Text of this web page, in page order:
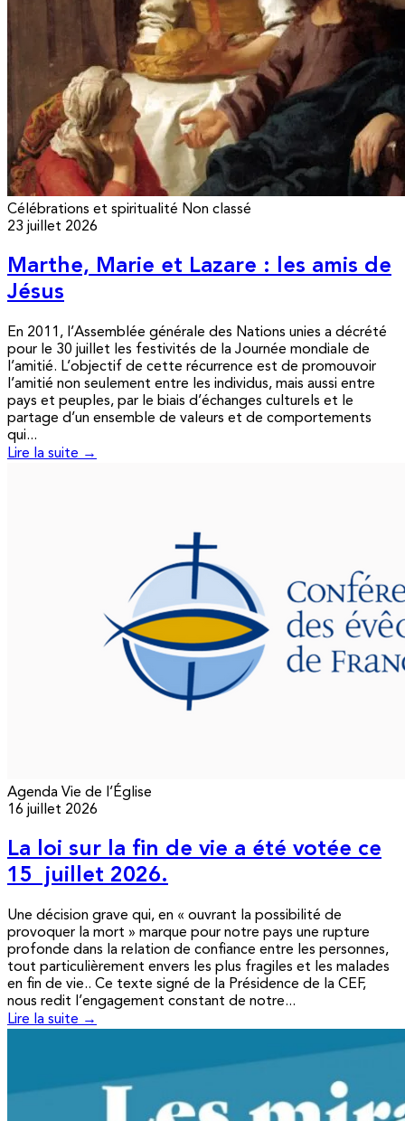
Célébrations et spiritualité Non classé
23 juillet 2026
Marthe, Marie et Lazare : les amis de
Jésus
En 2011, l’Assemblée générale des Nations unies a décrété
pour le 30 juillet les festivités de la Journée mondiale de
l’amitié. L’objectif de cette récurrence est de promouvoir
l’amitié non seulement entre les individus, mais aussi entre
pays et peuples, par le biais d’échanges culturels et le
partage d’un ensemble de valeurs et de comportements
qui...
Lire la suite →
Agenda Vie de l’Église
16 juillet 2026
La loi sur la fin de vie a été votée ce
15 juillet 2026.
Une décision grave qui, en « ouvrant la possibilité de
provoquer la mort » marque pour notre pays une rupture
profonde dans la relation de confiance entre les personnes,
tout particulièrement envers les plus fragiles et les malades
en fin de vie.. Ce texte signé de la Présidence de la CEF,
nous redit l’engagement constant de notre...
Lire la suite →